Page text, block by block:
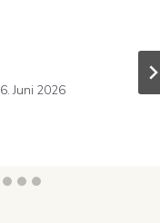
6. Juni 2026